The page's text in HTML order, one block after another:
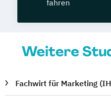
fahren
Weitere
Fachwirt für Marketing